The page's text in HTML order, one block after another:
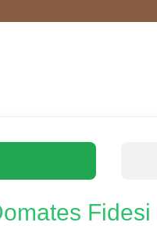
Fidesi